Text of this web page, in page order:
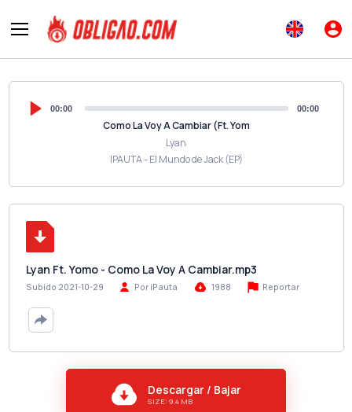
00:00 00:00
Como La Voy A Cambiar (Ft. Yom
Lyan
IPAUTA - El Mundo de Jack (EP)
Lyan Ft. Yomo - Como La Voy A Cambiar.mp3
Subido 2021-10-29 Por iPauta 1988 Reportar
Descargar / Bajar
SIZE: 9.4 MB